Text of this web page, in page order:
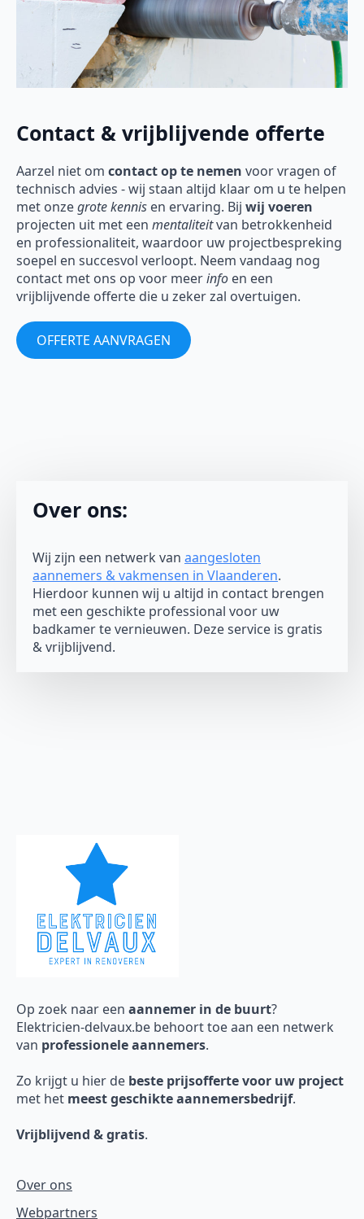
Contact & vrijblijvende offerte
Aarzel niet om contact op te nemen voor vragen of
technisch advies - wij staan altijd klaar om u te helpen
met onzegrote kennis en ervaring. Bij wij voeren
projecten uit met een mentaliteitvan betrokkenheid
en professionaliteit, waardoor uw projectbespreking
soepel en succesvol verloopt. Neem vandaag nog
contact met ons op voor meerinfo en een
vrijblijvende offerte die u zeker zal overtuigen.
OFFERTE AANVRAGEN
Over ons:
Wij zijn een netwerk van aangesloten
aannemers & vakmensen in Vlaanderen.
Hierdoor kunnen wij u altijd in contact brengen
met een geschikte professional voor uw
badkamer te vernieuwen. Deze service is gratis
& vrijblijvend.
Op zoek naar een aannemer in de buurt?
Elektricien-delvaux.be behoort toe aan een netwerk
van professionele aannemers.
Zo krijgt u hier de beste prijsofferte voor uw project
met het meest geschikte aannemersbedrijf.
Vrijblijvend & gratis.
Over ons
Webpartners